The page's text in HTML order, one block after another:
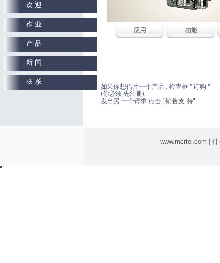
应用 功能
如果你想借用一个产品 , 检查框 " 订购 "
(你必须 先注册).
发出另 一个请求 点击 "销售支 持".
www.mcrtel.com |
欢 迎
作 业
产 品
新 闻
联 系